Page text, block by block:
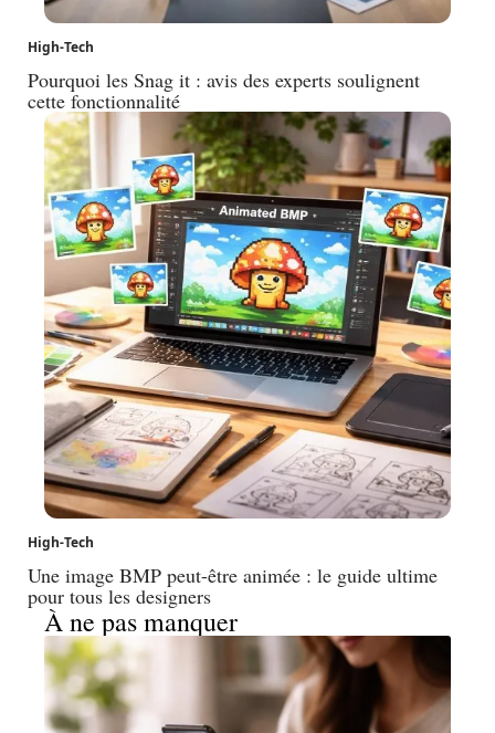
High-Tech
Pourquoi les Snag it : avis des experts soulignent
cette fonctionnalité
High-Tech
Une image BMP peut-être animée : le guide ultime
pour tous les designers
À ne pas manquer